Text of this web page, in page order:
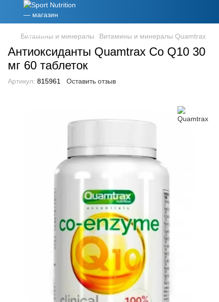
Витамины и минералы Витамины и минералы Quamtrax
Антиоксиданты Quamtrax Co Q10 30
мг 60 таблеток
Артикул: 815961 Оставить отзыв